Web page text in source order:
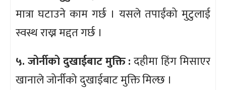
मात्रा घटाउने काम गर्छ । यसले तपाईंको मुटुलाई
स्वस्थ राख्न मद्दत गर्छ ।
५. जोर्नीको दुखाईबाट मुक्ति :दहीमा हिंग मिसाएर
खानाले जोर्नीको दुखाईबाट मुक्ति मिल्छ ।